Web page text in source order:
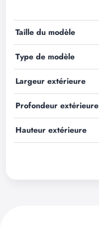
Taille du modèle
Type de modèle
Largeur extérieure
Profondeur extérieure
Hauteur extérieure